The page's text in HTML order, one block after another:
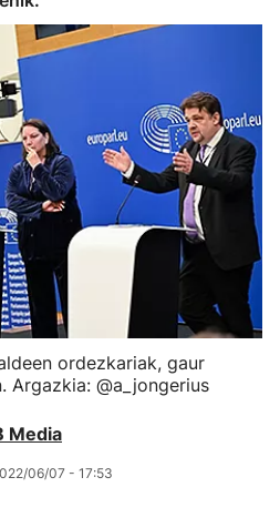
ordezkariak, gaur
Argazkia: @a_jongerius
Media
06/07 - 17:53